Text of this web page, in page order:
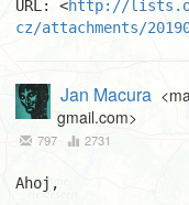
URL: <http://
cz/attachments/
Jan Macura
gmail.com>
797 2731
Ahoj,